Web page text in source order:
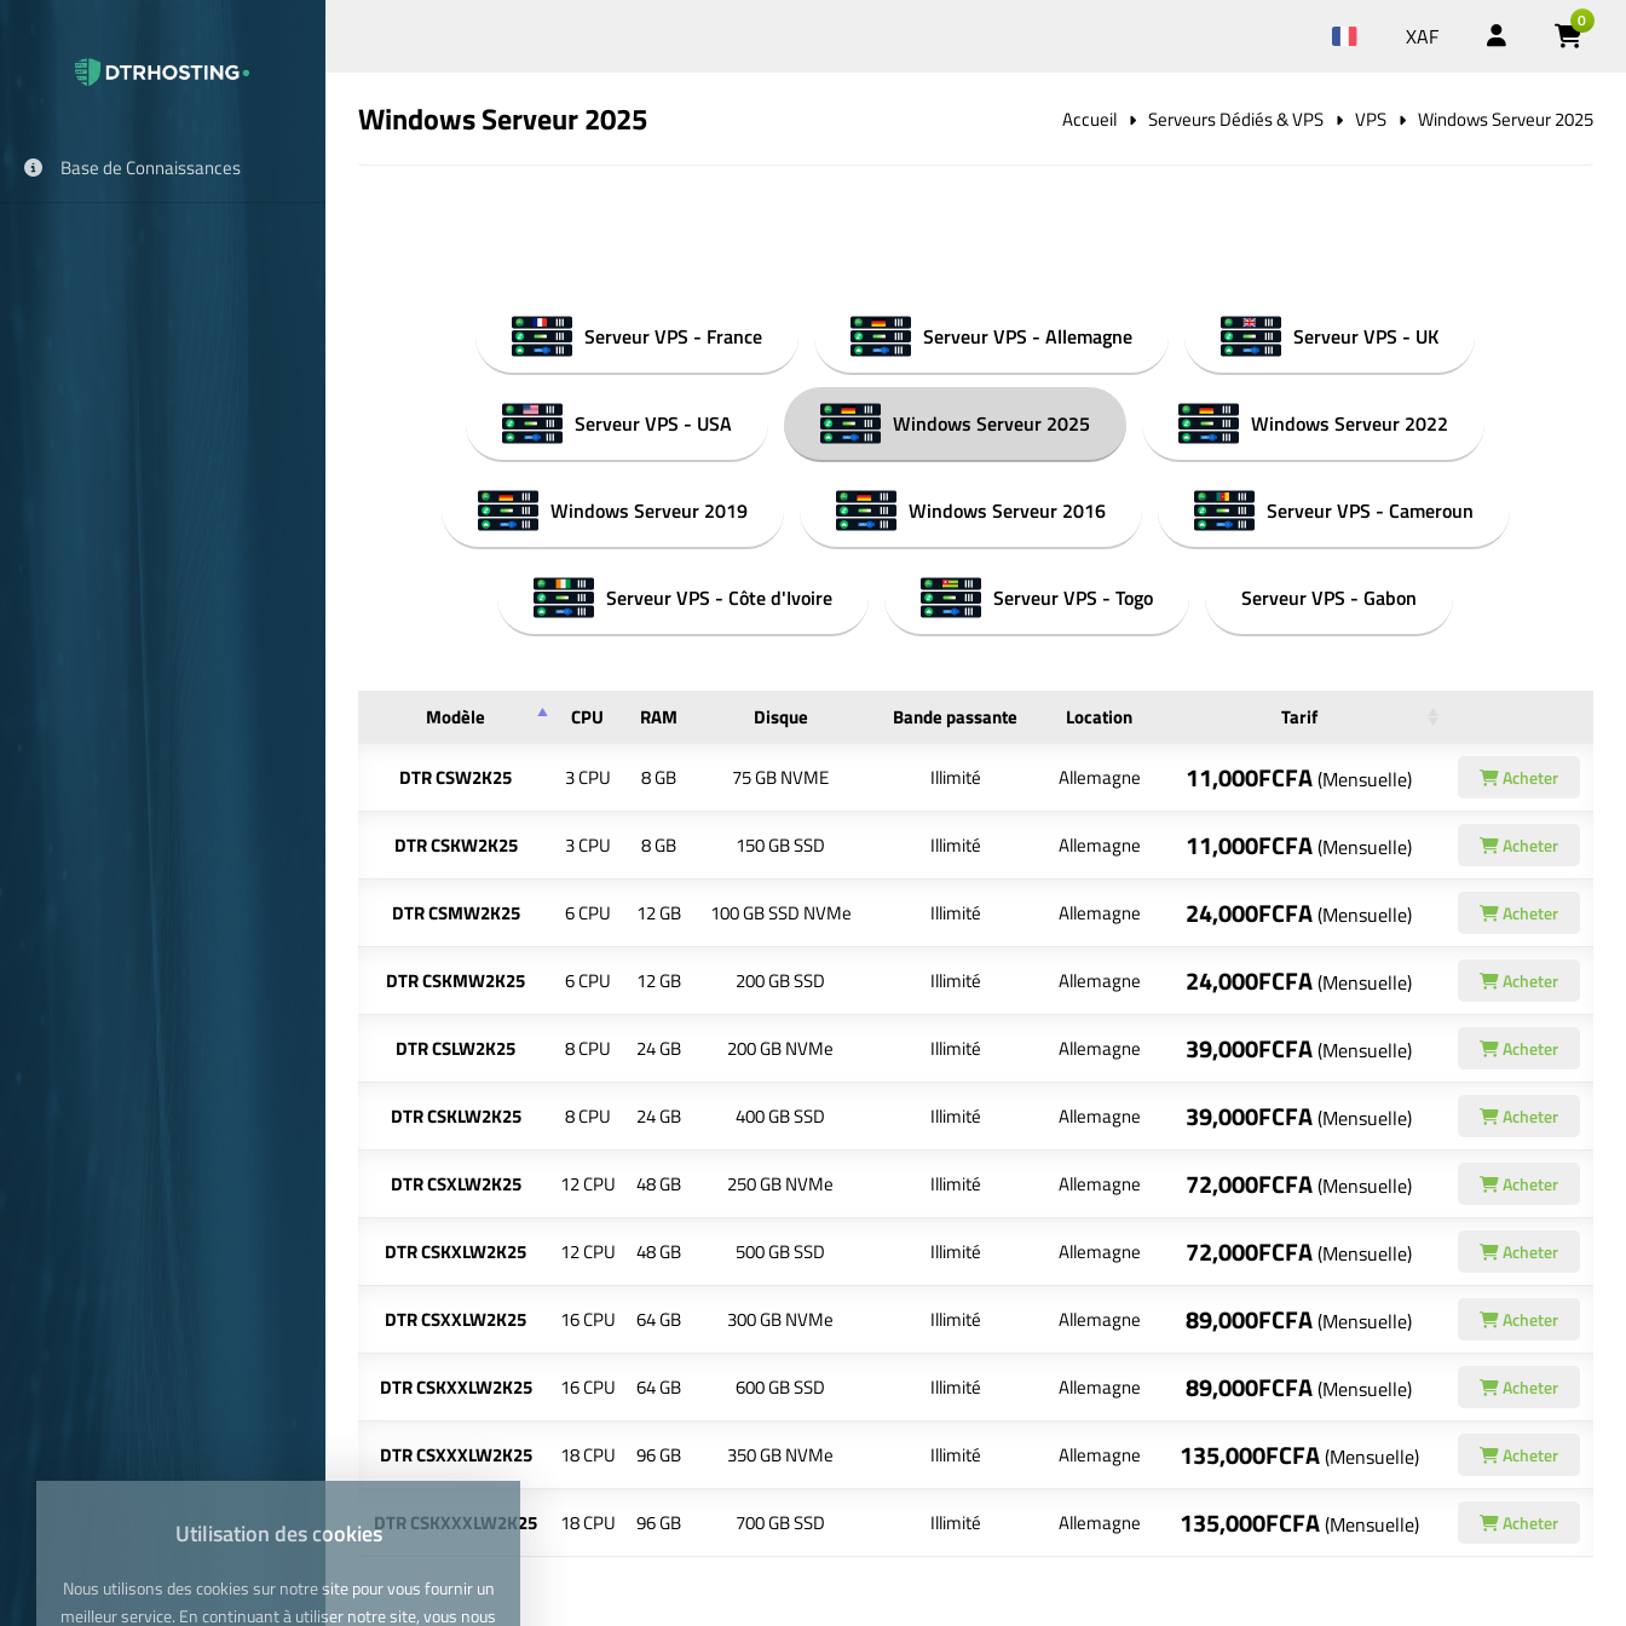
XAF
0
Windows Serveur 2025 Accueil Serveurs Dédiés & VPS VPS Windows Serveur 2025
Serveur VPS - France Serveur VPS - Allemagne Serveur VPS - UK
Serveur VPS - USA Windows Serveur 2025 Windows Serveur 2022
Windows Serveur 2019 Windows Serveur 2016 Serveur VPS - Cameroun
Serveur VPS - Côte d'Ivoire Serveur VPS - Togo Serveur VPS - Gabon
Modèle CPU RAM Disque Bande passante Location Tarif
DTR CSW2K25 3 CPU 8 GB 75 GB NVME Illimité Allemagne 11,000FCFA(Mensuelle) Acheter
DTR CSKW2K25 3 CPU 8 GB 150 GB SSD Illimité Allemagne 11,000FCFA(Mensuelle) Acheter
DTR CSMW2K25 6 CPU 12 GB 100 GB SSD NVMe Illimité Allemagne 24,000FCFA(Mensuelle) Acheter
DTR CSKMW2K25 6 CPU 12 GB 200 GB SSD Illimité Allemagne 24,000FCFA(Mensuelle) Acheter
DTR CSLW2K25 8 CPU 24 GB 200 GB NVMe Illimité Allemagne 39,000FCFA(Mensuelle) Acheter
DTR CSKLW2K25 8 CPU 24 GB 400 GB SSD Illimité Allemagne 39,000FCFA(Mensuelle) Acheter
DTR CSXLW2K25 12 CPU 48 GB 250 GB NVMe Illimité Allemagne 72,000FCFA(Mensuelle) Acheter
DTR CSKXLW2K25 12 CPU 48 GB 500 GB SSD Illimité Allemagne 72,000FCFA(Mensuelle) Acheter
DTR CSXXLW2K25 16 CPU 64 GB 300 GB NVMe Illimité Allemagne 89,000FCFA(Mensuelle) Acheter
DTR CSKXXLW2K25 16 CPU 64 GB 600 GB SSD Illimité Allemagne 89,000FCFA(Mensuelle) Acheter
DTR CSXXXLW2K25 18 CPU 96 GB 350 GB NVMe Illimité Allemagne 135,000FCFA(Mensuelle) Acheter
DTR CSKXXXLW2K25 18 CPU 96 GB 700 GB SSD Illimité Allemagne 135,000FCFA(Mensuelle) Acheter
Base de Connaissances
Utilisation des cookies
Nous utilisons des cookies sur notre site pour vous fournir un
meilleur service. En continuant à utiliser notre site, vous nous